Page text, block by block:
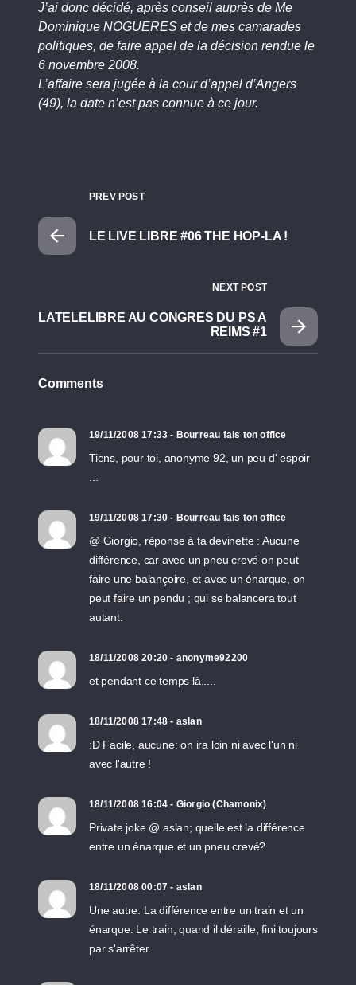
J’ai donc décidé, après conseil auprès de Me
Dominique NOGUERES et de mes camarades
politiques, de faire appel de la décision rendue le
6 novembre 2008.
L’affaire sera jugée à la cour d’appel d’Angers
(49), la date n’est pas connue à ce jour.
PREV POST
LE LIVE LIBRE #06 THE HOP-LA !
NEXT POST
LATELELIBRE AU CONGRÈS DU PS A
REIMS #1
Comments
19/11/2008 17:33 - Bourreau fais ton office
Tiens, pour toi, anonyme 92, un peu d'espoir
19/11/2008 17:30 - Bourreau fais ton office
@ Giorgio, réponse à ta devinette : Aucune
différence, car avec un pneu crevé on peut
faire une balançoire, et avec un énarque, on
peut faire un pendu ; qui se balancera tout
autant.
18/11/2008 20:20 - anonyme92200
et pendant ce temps là.....
18/11/2008 17:48 - aslan
:D Facile, aucune: on ira loin ni avec l'un ni
avec l'autre !
18/11/2008 16:04 - Giorgio (Chamonix)
Private joke @ aslan; quelle est la différence
entre un énarque et un pneu crevé?
18/11/2008 00:07 - aslan
Une autre: La différence entre un train et un
énarque: Le train, quand il déraille, fini toujours
par s'arrêter.